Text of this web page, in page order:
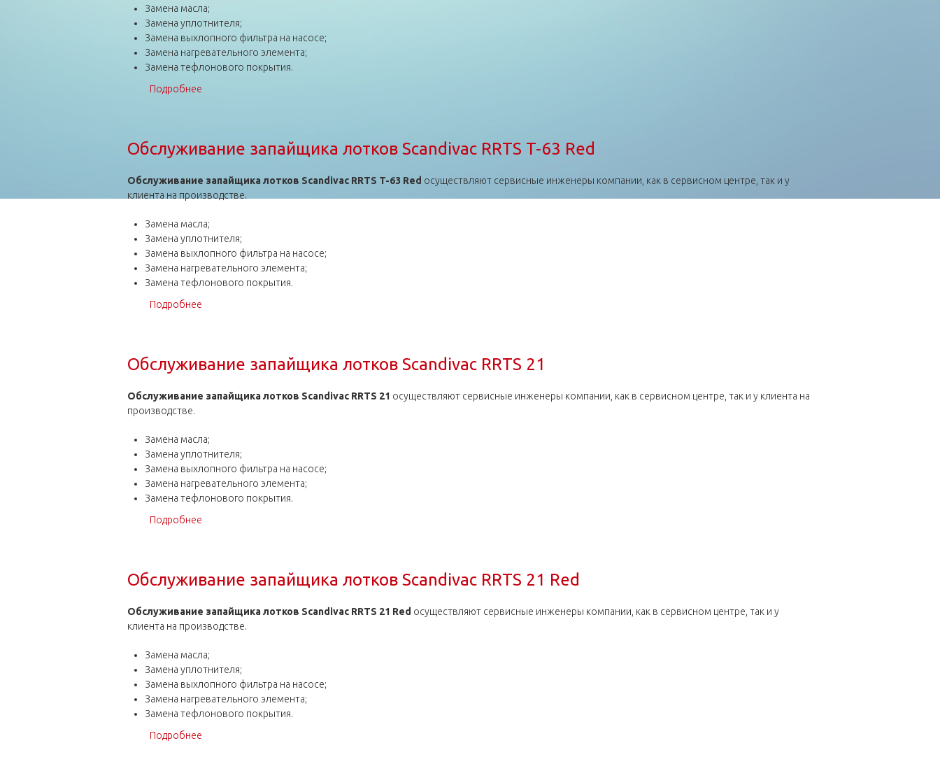
Замена масла;
Замена уплотнителя;
Замена выхлопного фильтра на насосе;
Замена нагревательного элемента;
Замена тефлонового покрытия.
Подробнее
Обслуживание запайщика лотков Scandivac RRTS T-63 Red
Обслуживание запайщика лотков Scandivac RRTS T-63 Red осуществляют сервисные инженеры компании, как в сервисном центре, так и у
клиента на производстве.
Замена масла;
Замена уплотнителя;
Замена выхлопного фильтра на насосе;
Замена нагревательного элемента;
Замена тефлонового покрытия.
Подробнее
Обслуживание запайщика лотков Scandivac RRTS 21
Обслуживание запайщика лотков Scandivac RRTS 21 осуществляют сервисные инженеры компании, как в сервисном центре, так и у клиента на
производстве.
Замена масла;
Замена уплотнителя;
Замена выхлопного фильтра на насосе;
Замена нагревательного элемента;
Замена тефлонового покрытия.
Подробнее
Обслуживание запайщика лотков Scandivac RRTS 21 Red
Обслуживание запайщика лотков Scandivac RRTS 21 Red осуществляют сервисные инженеры компании, как в сервисном центре, так и у
клиента на производстве.
Замена масла;
Замена уплотнителя;
Замена выхлопного фильтра на насосе;
Замена нагревательного элемента;
Замена тефлонового покрытия.
Подробнее